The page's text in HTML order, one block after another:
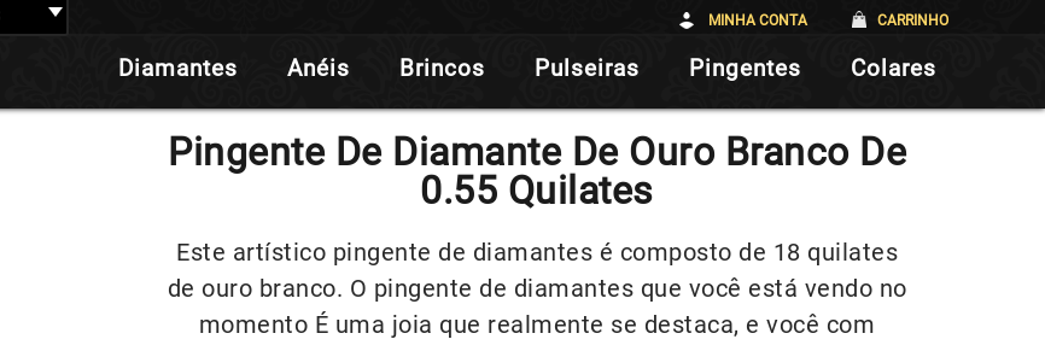
MINHA CONTA CARRINHO
Diamantes Anéis Brincos Pulseiras Pingentes Colares
Pingente De Diamante De Ouro Branco De
0.55 Quilates
Este artístico pingente de diamantes é composto de 18 quilates
de ouro branco. O pingente de diamantes que você está vendo no
momento É uma joia que realmente se destaca, e você com